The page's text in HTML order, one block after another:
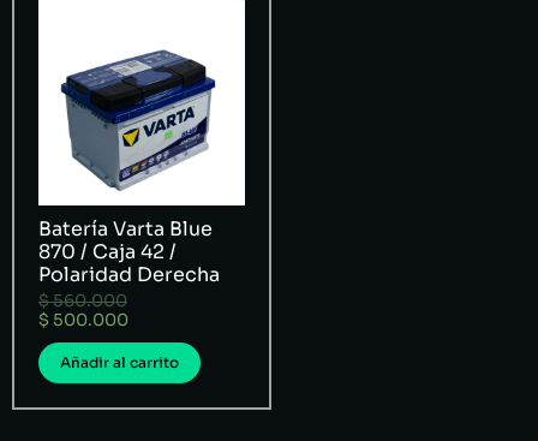
Batería Varta Blue
870 / Caja 42 /
Polaridad Derecha
$560.000
$ 500.000
Añadir al carrito